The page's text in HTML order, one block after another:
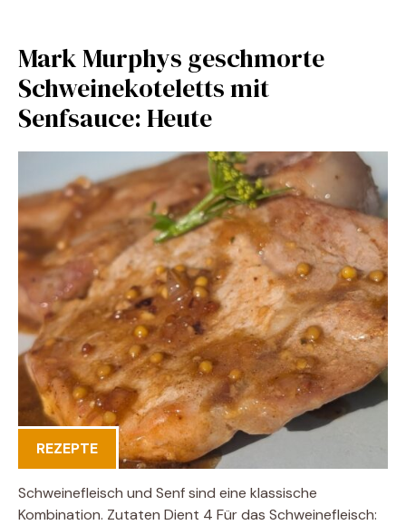
Mark Murphys geschmorte
Schweinekoteletts mit
Senfsauce: Heute
REZEPTE
Schweinefleisch und Senf sind eine klassische
Kombination. Zutaten Dient 4 Für das Schweinefleisch: